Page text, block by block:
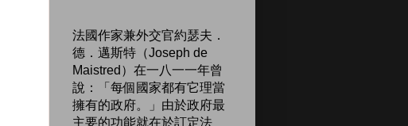
法國作家兼外交官約瑟夫．
德．邁斯特（Joseph de
Maistred）在一八一一年曾
說：「每個國家都有它理當
擁有的政府。」由於政府最
主要的功能就在於訂定法